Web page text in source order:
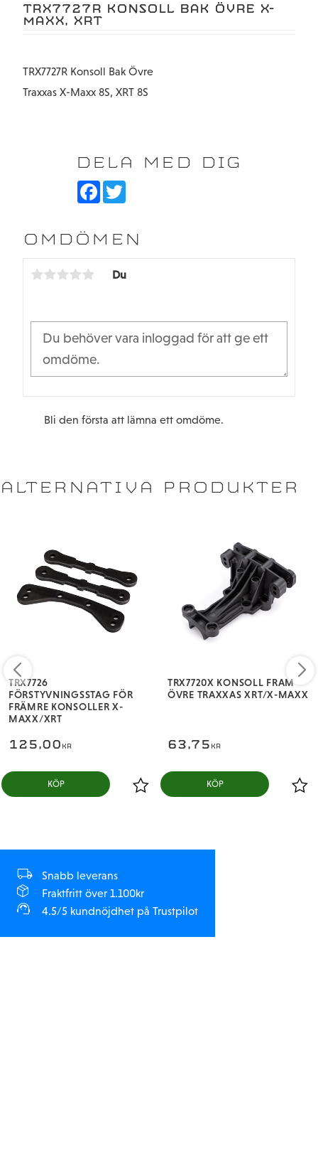
TRX7727R KONSOLL BAK ÖVRE X-
MAXX, XRT
TRX7727R Konsoll Bak Övre
Traxxas X-Maxx 8S, XRT 8S
DELA MED DIG
F
b
o
T
t
e
OMDÖMEN
Du
Bli den första att lämna ett omdöme.
ALTERNATIVA PRODUKTER
TRX7726
FÖRSTYVNINGSSTAG FÖR
FRÄMRE KONSOLLER X-
MAXX/XRT
125,00 KR
KÖP
TRX7720X KONSOLL FRAM
ÖVRE TRAXXAS XRT/X-MAXX
63,75 KR
KÖP
Snabb leverans
Fraktfritt över 1.100kr
4.5/5 kundnöjdhet på Trustpilot